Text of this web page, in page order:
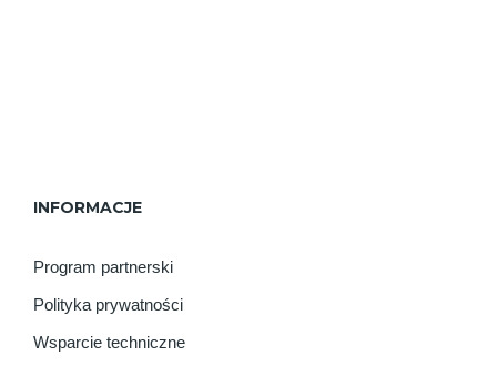
INFORMACJE
Program partnerski
Polityka prywatności
Wsparcie techniczne